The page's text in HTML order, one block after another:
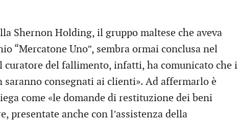
Shernon Holding, il gruppo maltese che aveva
“Mercatone Uno”, sembra ormai conclusa nel
del fallimento, infatti, ha comunicato che i
consegnati ai clienti». Ad affermarlo è
come «le domande di restituzione dei beni
presentate anche con l’assistenza della